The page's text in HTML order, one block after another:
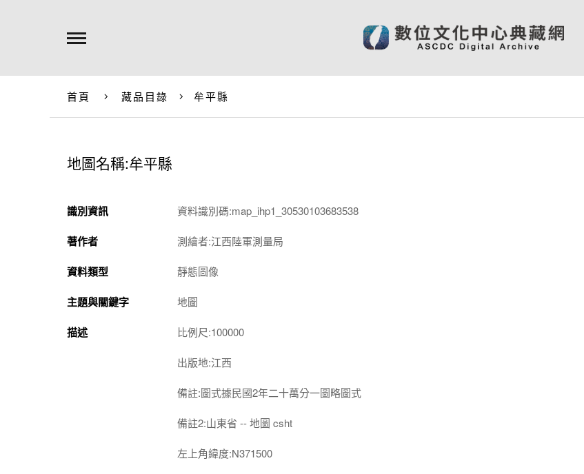
首頁 藏品目錄 牟平縣
地圖名稱:牟平縣
識別資訊 資料識別碼:map_ihp1_30530103683538
著作者 測繪者:江西陸軍測量局
資料類型 靜態圖像
主題與關鍵字 地圖
描述 比例尺:100000
出版地:江西
備註:圖式據民國2年二十萬分一圖略圖式
備註2:山東省 -- 地圖 csht
左上角緯度:N371500